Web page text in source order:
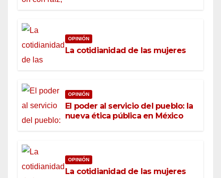
OPINIÓN
La cotidianidad de las mujeres
OPINIÓN
El poder al servicio del pueblo: la
nueva ética pública en México
OPINIÓN
La cotidianidad de las mujeres